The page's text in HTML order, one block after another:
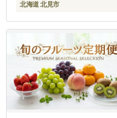
北海道 北見市